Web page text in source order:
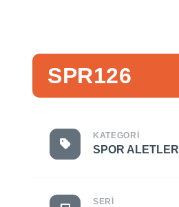
SPR126
KATEGORI
SPOR ALETLERI
SERI